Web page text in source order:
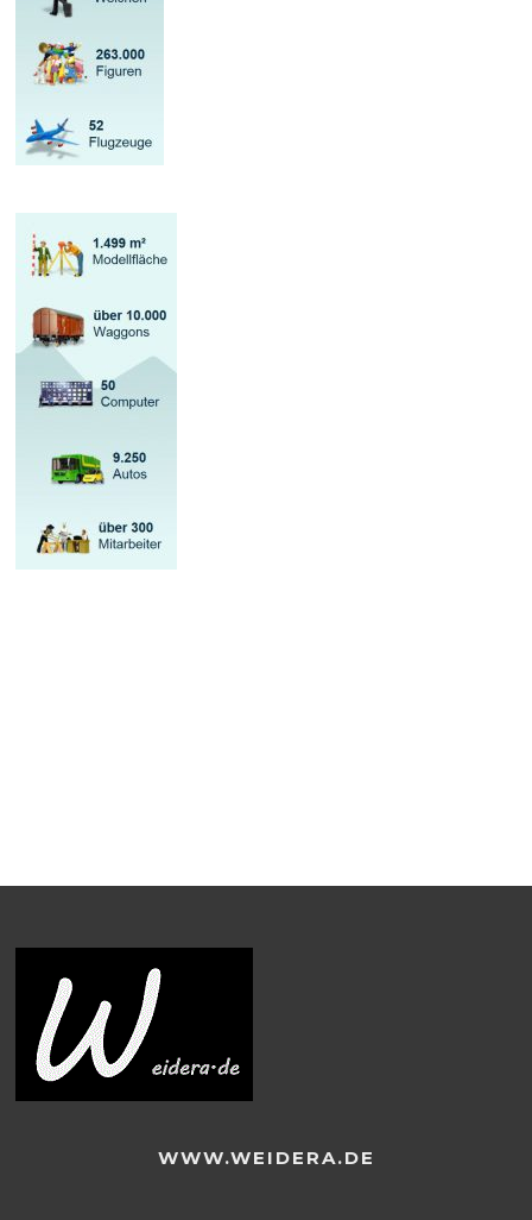
WWW.WEIDERA.DE